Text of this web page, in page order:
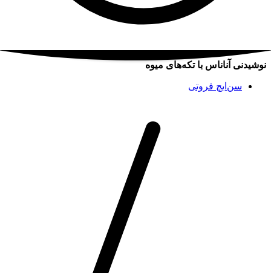
نوشیدنی آناناس با تکه‌های میوه
سن‌ایچ فروتی